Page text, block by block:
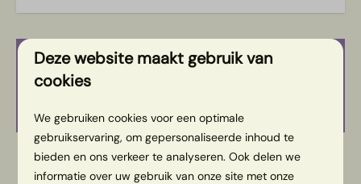
Beschikbaarheid en prijs, het
serieuze gedeelte
2 gasten
Deze website maakt gebruik van
cookies
We gebruiken cookies voor een optimale
gebruikservaring, om gepersonaliseerde inhoud te
bieden en ons verkeer te analyseren. Ook delen we
informatie over uw gebruik van onze site met onze